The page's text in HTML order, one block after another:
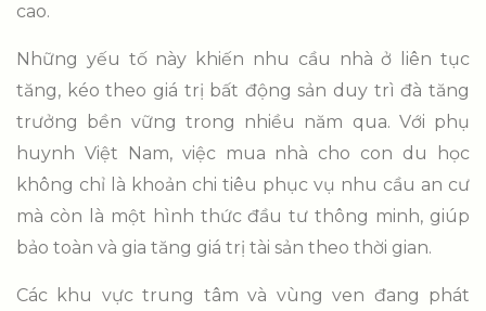
cao.
Những yếu tố này khiến nhu cầu nhà ở liên tục
tăng, kéo theo giá trị bất động sản duy trì đà tăng
trưởng bền vững trong nhiều năm qua. Với phụ
huynh Việt Nam, việc mua nhà cho con du học
không chỉ là khoản chi tiêu phục vụ nhu cầu an cư
mà còn là một hình thức đầu tư thông minh, giúp
bảo toàn và gia tăng giá trị tài sản theo thời gian.
Các khu vực trung tâm và vùng ven đang phát